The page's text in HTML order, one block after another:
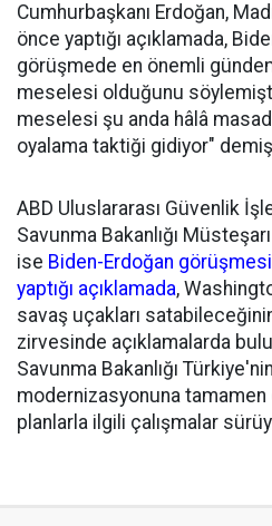
Cumhurbaşkanı Erdoğan,
önce yaptığı açıklamada,
görüşmede en önemli
meselesi olduğunu
meselesi şu anda hâlâ
oyalama taktiği gidiyor"
ABD Uluslararası Güvenlik
Savunma Bakanlığı
ise Biden-Erdoğan
yaptığı açıklamada,
savaş uçakları
zirvesinde açıklamalarda
Savunma Bakanlığı
modernizasyonuna
planlarla ilgili çalışmalar